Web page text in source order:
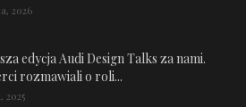
2026
edycja Audi Design Talks za nami.
rozmawiali o roli...
2025